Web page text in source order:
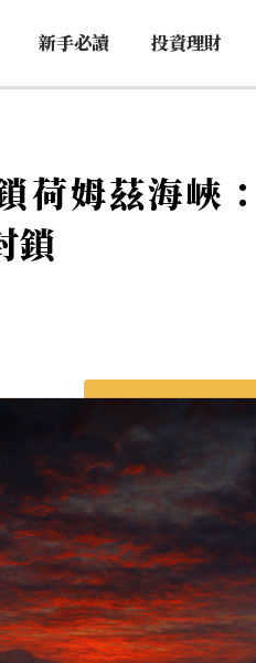
新手必讀 投資理財
荷姆茲海峽
鎖